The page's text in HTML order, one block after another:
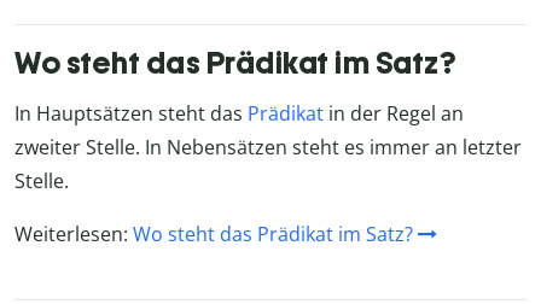
Wo steht das Prädikat im Satz?
In Hauptsätzen steht das Prädikat in der Regel an
zweiter Stelle. In Nebensätzen steht es immer an letzter
Stelle.
Weiterlesen: Wo steht das Prädikat im Satz?